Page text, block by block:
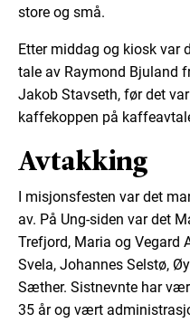
store og små.
Etter middag og kiosk var
tale av Raymond Bjuland
Jakob Stavseth, før det
kaffekoppen på
Avtakking
I misjonsfesten var det
av. På Ung-siden var det
Trefjord, Maria og Vegard
Svela, Johannes Selstø,
Sæther. Sistnevnte har
35 år og vært